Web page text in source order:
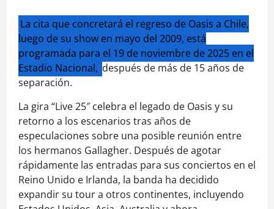
La cita que concretará el regreso de Oasis a Chile,
luego de su show en mayo del 2009, está
programada para el 19 de noviembre de 2025 en el
Estadio Nacional, después de más de 15 años de
separación.
La gira “Live 25″ celebra el legado de Oasis y su
retorno a los escenarios tras años de
especulaciones sobre una posible reunión entre
los hermanos Gallagher. Después de agotar
rápidamente las entradas para sus conciertos en el
Reino Unido e Irlanda, la banda ha decidido
expandir su tour a otros continentes, incluyendo